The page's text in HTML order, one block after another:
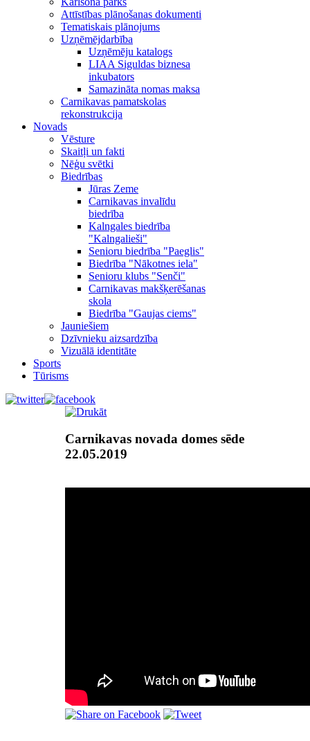
Attīstības plānošanas dokumenti
Tematiskais plānojums
Uzņēmējdarbība
Uzņēmēju katalogs
LIAA Siguldas biznesa
inkubators
Samazināta nomas maksa
Carnikavas pamatskolas
rekonstrukcija
Novads
Vēsture
Skaitļi un fakti
Nēģu svētki
Biedrības
Jūras Zeme
Carnikavas invalīdu
biedrība
Kalngales biedrība
"Kalngalieši"
Senioru biedrība "Paeglis"
Biedrība "Nākotnes iela"
Senioru klubs "Senči"
Carnikavas makšķerēšanas
skola
Biedrība "Gaujas ciems"
Jauniešiem
Dzīvnieku aizsardzība
Vizuālā identitāte
Sports
Tūrisms
Carnikavas novada domes sēde
22.05.2019